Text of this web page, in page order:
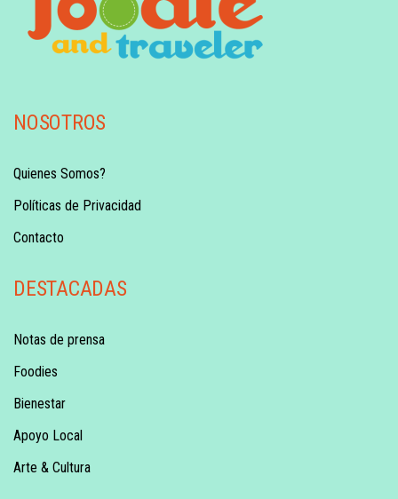
NOSOTROS
Quienes Somos?
Políticas de Privacidad
Contacto
DESTACADAS
Notas de prensa
Foodies
Bienestar
Apoyo Local
Arte & Cultura